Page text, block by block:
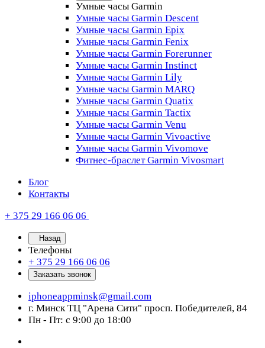
Умные часы Garmin
Умные часы Garmin Descent
Умные часы Garmin Epix
Умные часы Garmin Fenix
Умные часы Garmin Forerunner
Умные часы Garmin Instinct
Умные часы Garmin Lily
Умные часы Garmin MARQ
Умные часы Garmin Quatix
Умные часы Garmin Tactix
Умные часы Garmin Venu
Умные часы Garmin Vivoactive
Умные часы Garmin Vivomove
Фитнес-браслет Garmin Vivosmart
Блог
Контакты
+ 375 29 166 06 06
Назад
Телефоны
+ 375 29 166 06 06
Заказать звонок
iphoneappminsk@gmail.com
г. Минск ТЦ "Арена Сити" просп. Победителей, 84
Пн - Пт: с 9:00 до 18:00